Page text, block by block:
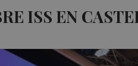
ISS EN